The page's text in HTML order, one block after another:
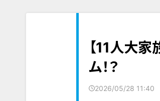
【11人大
ム！？
2026/05/28 11:40